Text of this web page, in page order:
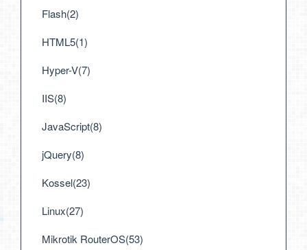
Flash(2)
HTML5(1)
Hyper-V(7)
IIS(8)
JavaScript(8)
jQuery(8)
Kossel(23)
Linux(27)
Mikrotik RouterOS(53)